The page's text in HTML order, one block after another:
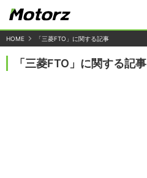
HOME 「三菱FTO」に関する記事
「三菱FTO」に関する記事